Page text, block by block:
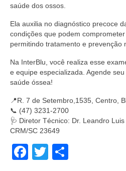
saúde dos ossos.
Ela auxilia no diagnóstico precoce
condições que podem comprometer
permitindo tratamento e prevenção
Na InterBlu, você realiza esse
e equipe especializada. Agende
saúde óssea!
📍R. 7 de Setembro,1535, Centro,
📞 (47) 3231-2700
🩺 Diretor Técnico: Dr. Leandro
CRM/SC 23649
Facebook
Twitter